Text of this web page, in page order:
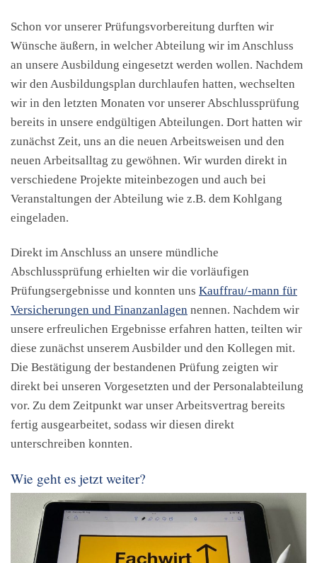
Schon vor unserer Prüfungsvorbereitung durften wir
Wünsche äußern, in welcher Abteilung wir im Anschluss
an unsere Ausbildung eingesetzt werden wollen. Nachdem
wir den Ausbildungsplan durchlaufen hatten, wechselten
wir in den letzten Monaten vor unserer Abschlussprüfung
bereits in unsere endgültigen Abteilungen. Dort hatten wir
zunächst Zeit, uns an die neuen Arbeitsweisen und den
neuen Arbeitsalltag zu gewöhnen. Wir wurden direkt in
verschiedene Projekte miteinbezogen und auch bei
Veranstaltungen der Abteilung wie z.B. dem Kohlgang
eingeladen.
Direkt im Anschluss an unsere mündliche
Abschlussprüfung erhielten wir die vorläufigen
Prüfungsergebnisse und konnten uns Kauffrau/-mann für
Versicherungen und Finanzanlagen nennen. Nachdem wir
unsere erfreulichen Ergebnisse erfahren hatten, teilten wir
diese zunächst unserem Ausbilder und den Kollegen mit.
Die Bestätigung der bestandenen Prüfung zeigten wir
direkt bei unseren Vorgesetzten und der Personalabteilung
vor. Zu dem Zeitpunkt war unser Arbeitsvertrag bereits
fertig ausgearbeitet, sodass wir diesen direkt
unterschreiben konnten.
Wie geht es jetzt weiter?